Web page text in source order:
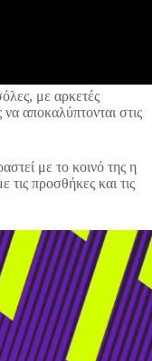
με αρκετές
αποκαλύπτονται στις
με το κοινό της η
τις προσθήκες και τις